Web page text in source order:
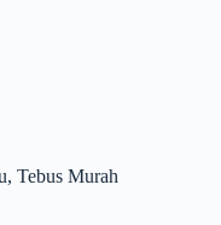
Tebus Murah